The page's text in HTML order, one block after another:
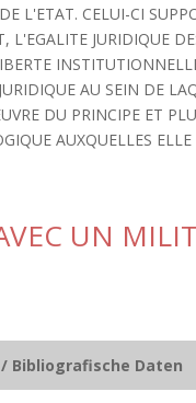
L'ETAT. CELUI-CI
L'EGALITE JURIDIQUE
AU SEIN DE
DU PRINCIPE ET
AUXQUELLES ELLE
UN
Bibliografische Daten